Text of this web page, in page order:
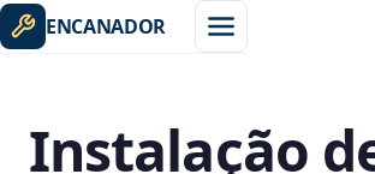
ENCANADOR
Instalação